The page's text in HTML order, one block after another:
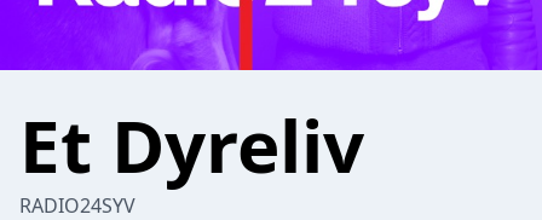
Et Dyreliv
RADIO24SYV